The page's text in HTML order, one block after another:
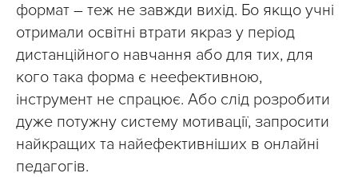
формат – теж не завжди вихід. Бо якщо учні
отримали освітні втрати якраз у період
дистанційного навчання або для тих, для
кого така форма є неефективною,
інструмент не спрацює. Або слід розробити
дуже потужну систему мотивації, запросити
найкращих та найефективніших в онлайні
педагогів.